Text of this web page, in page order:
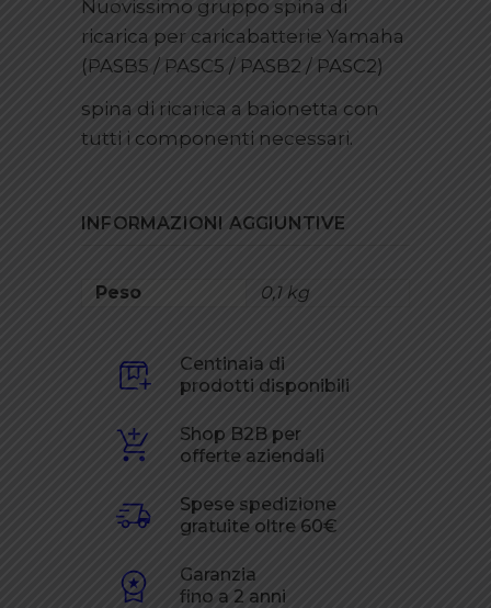
Nuovissimo gruppo spina di
ricarica per caricabatterie Yamaha
(PASB5 / PASC5 / PASB2 / PASC2)
spina di ricarica a baionetta con
tutti i componenti necessari.
INFORMAZIONI AGGIUNTIVE
Peso 0,1 kg
Centinaia di
prodotti disponibili
Shop B2B per
offerte aziendali
Spese spedizione
gratuite oltre 60€
Garanzia
fino a 2 anni